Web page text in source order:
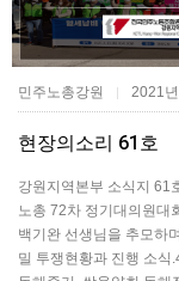
민주노총강원 2021년
현장의소리 61호
강원지역본부 소식지 61
노총 72차 정기대의원대
백기완 선생님을 추모하
밀 투쟁현황과 진행 소식